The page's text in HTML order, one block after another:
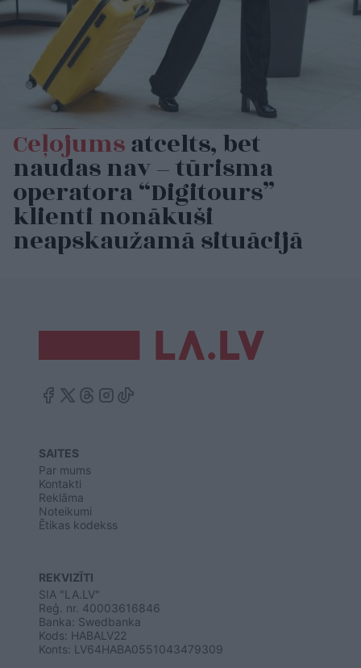
Ceļojumsatcelts, bet
naudas nav – tūrisma
operatora “Digitours”
klienti nonākuši
neapskaužamā situācijā
SAITES
Par mums
Kontakti
Reklāma
Noteikumi
Ētikas kodekss
REKVIZĪTI
SIA "LA.LV"
Reģ. nr. 40003616846
Banka: Swedbanka
Kods: HABALV22
Konts: LV64HABA0551043479309